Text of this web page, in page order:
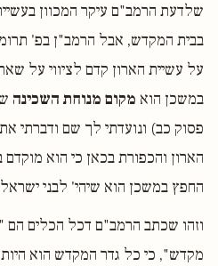
שלדעת הרמב"ם עיקר המכוון
בבית המקדש, אבל הרמב"ן בפ'
על עשיית הארון קדם לציווי על
במשכן הוא מקום מנוחת השכינה
פסוק כב) ונועדתי לך שם ודברתי
הארון והכפורת בכאן כי הוא
החפץ במשכן הוא שיהי' לבני
וזהו שכתב הרמב"ם דכל הכלים הם
מקדש", כי כל גדר המקדש הוא